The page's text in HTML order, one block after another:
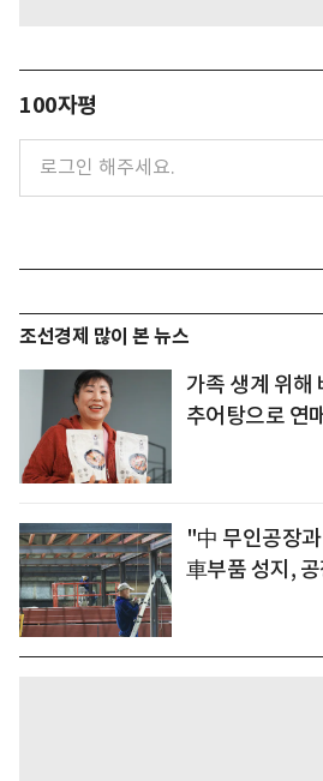
100자평
조선경제 많이 본 뉴스
가족 생계 위해
추어탕으로 연
"中 무인공장
車부품 성지,